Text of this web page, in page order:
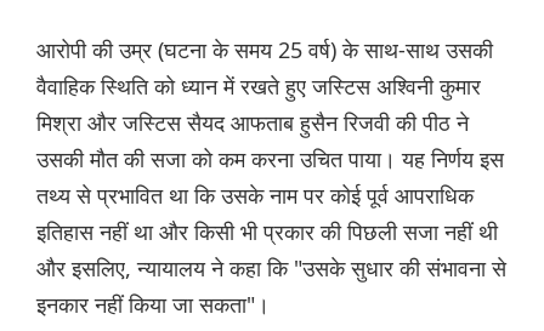
आरोपी की उम्र (घटना के समय 25 वर्ष) के साथ-साथ उसकी
वैवाहिक स्थिति को ध्यान में रखते हुए जस्टिस अश्विनी कुमार
मिश्रा और जस्टिस सैयद आफताब हुसैन रिजवी की पीठ ने
उसकी मौत की सजा को कम करना उचित पाया। यह निर्णय इस
तथ्य से प्रभावित था कि उसके नाम पर कोई पूर्व आपराधिक
इतिहास नहीं था और किसी भी प्रकार की पिछली सजा नहीं थी
और इसलिए, न्यायालय ने कहा कि "उसके सुधार की संभावना से
इनकार नहीं किया जा सकता"।